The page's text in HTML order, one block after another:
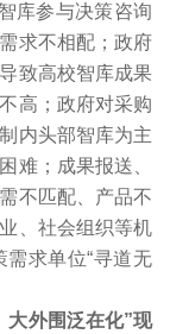
库参与决策咨询
求不相配；政府
致高校智库成果
高；政府对采购
内头部智库为主
难；成果报送、
不匹配、产品不
、社会组织等机
求单位“寻道无
大外围泛在化”现